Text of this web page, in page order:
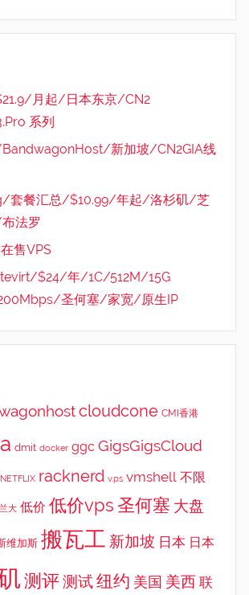
月起/日本东京/CN2
系列
新加坡/CN2GIA线
套餐汇总/$10.99/年起/洛杉矶/芝
法罗
售VPS
$24/年/1C/512M/15G
圣何塞/家宽/原生IP
cloudcone CMI香港
dmit docker ggc GigsGigsCloud
NETFLIX racknerd v.ps vmshell 不限
大 低价 低价vps 圣何塞 大盘
维加斯 搬瓦工 新加坡 日本 日本
测评测试纽约 美国 美西 联